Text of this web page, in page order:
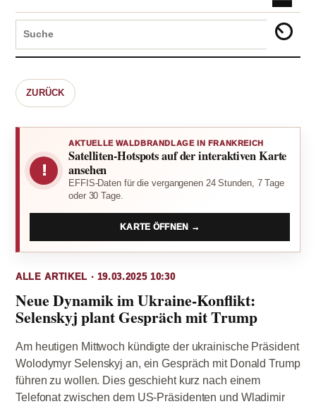
ZURÜCK
!
AKTUELLE WALDBRANDLAGE IN FRANKREICH
Satelliten-Hotspots auf der interaktiven Karte
ansehen
EFFIS-Daten für die vergangenen 24 Stunden, 7 Tage
oder 30 Tage.
KARTE ÖFFNEN →
ALLE ARTIKEL · 19.03.2025 10:30
Neue Dynamik im Ukraine-Konflikt:
Selenskyj plant Gespräch mit Trump
Am heutigen Mittwoch kündigte der ukrainische Präsident
Wolodymyr Selenskyj an, ein Gespräch mit Donald Trump
führen zu wollen. Dies geschieht kurz nach einem
Telefonat zwischen dem US-Präsidenten und Wladimir